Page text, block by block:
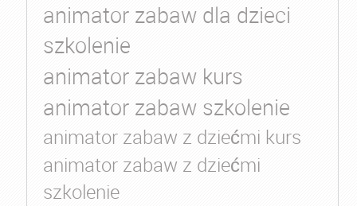
animator zabaw dla dzieci
szkolenie
animator zabaw kurs
animator zabaw szkolenie
animator zabaw z dziećmi kurs
animator zabaw z dziećmi
szkolenie